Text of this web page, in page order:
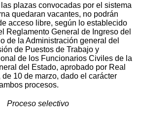
plazas convocadas por el sistema
quedaran vacantes, no podrán
acceso libre, según lo establecido
Reglamento General de Ingreso del
de la Administración general del
de Puestos de Trabajo y
de los Funcionarios Civiles de la
del Estado, aprobado por Real
de 10 de marzo, dado el carácter
procesos.
Proceso selectivo